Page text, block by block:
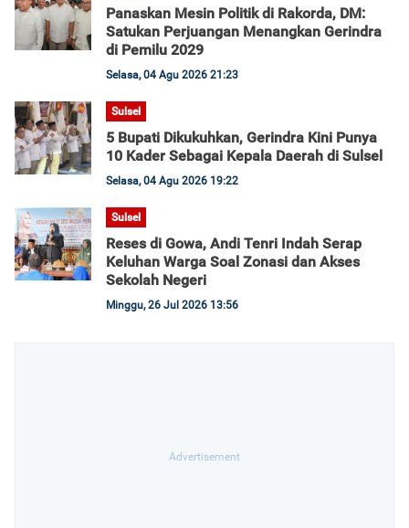
Panaskan Mesin Politik di Rakorda, DM:
Satukan Perjuangan Menangkan Gerindra
di Pemilu 2029
Selasa, 04 Agu 2026 21:23
Sulsel
5 Bupati Dikukuhkan, Gerindra Kini Punya
10 Kader Sebagai Kepala Daerah di Sulsel
Selasa, 04 Agu 2026 19:22
Sulsel
Reses di Gowa, Andi Tenri Indah Serap
Keluhan Warga Soal Zonasi dan Akses
Sekolah Negeri
Minggu, 26 Jul 2026 13:56